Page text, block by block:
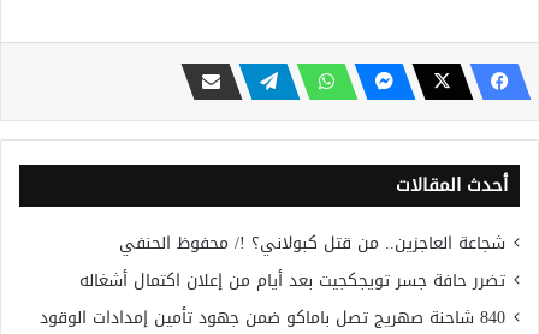
أحدث المقالات
شجاعة العاجزين.. من قتل كبولاني؟ !/ محفوظ الحنفي
تضرر حافة جسر تويجكجيت بعد أيام من إعلان اكتمال أشغاله
840 شاحنة صهريج تصل باماكو ضمن جهود تأمين إمدادات الوقود